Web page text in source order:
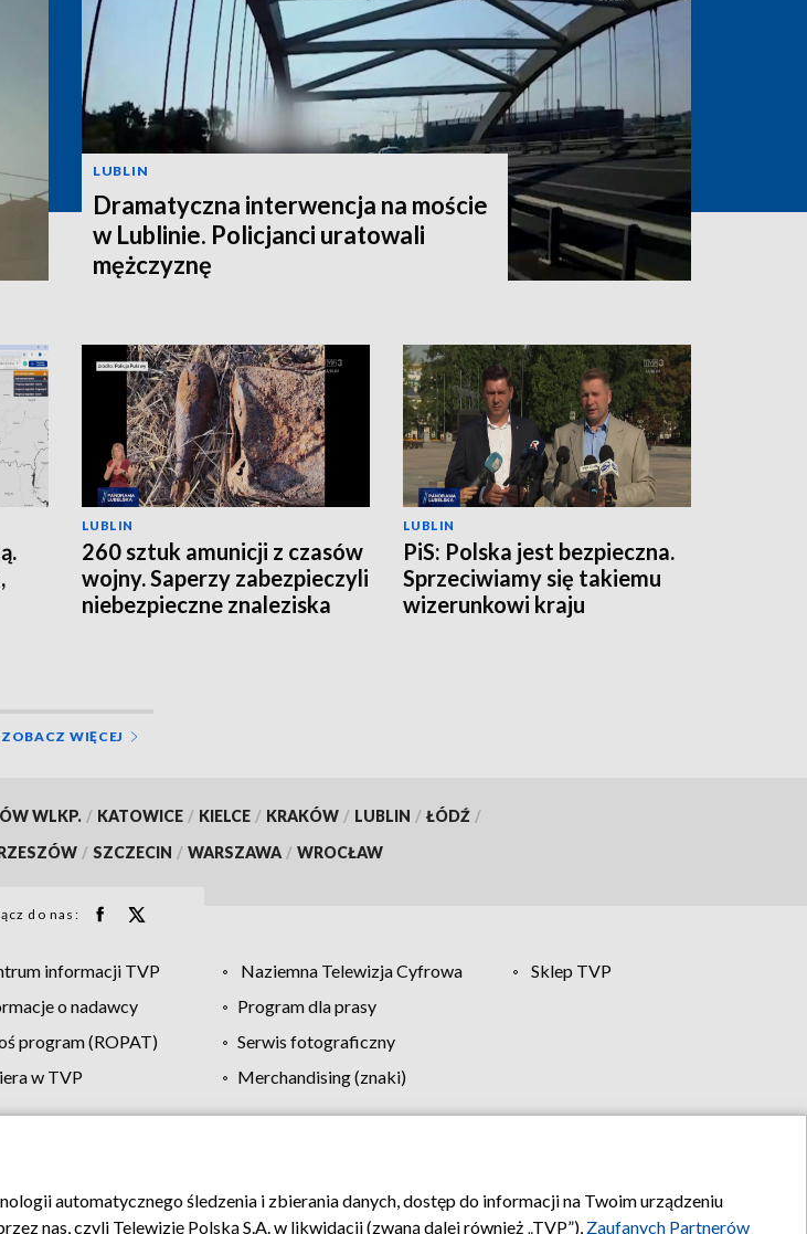
LUBLIN
Dramatyczna interwencja na moście
w Lublinie. Policjanci uratowali
mężczyznę
LUBLIN
260 sztuk amunicji z czasów
wojny. Saperzy zabezpieczyli
niebezpieczne znaleziska
LUBLIN
PiS: Polska jest bezpieczna.
Sprzeciwiamy się takiemu
wizerunkowi kraju
ZOBACZ WIĘCEJ
WLKP. / KATOWICE / KIELCE / KRAKÓW / LUBLIN / ŁÓDŹ /
/ SZCZECIN / WARSZAWA / WROCŁAW
do nas:
informacji TVP Naziemna Telewizja Cyfrowa
Sklep TVP
o nadawcy
Program dla prasy
program (ROPAT)
Serwis fotograficzny
w TVP
Merchandising (znaki)
Moje zgody Pomoc Biuro reklamy Kontakt
automatycznego śledzenia i zbierania danych, dostęp do informacji na Twoim urządzeniu
nas, czyli Telewizję Polską S.A. w likwidacji (zwaną dalej również „TVP”), Zaufanych Partnerów